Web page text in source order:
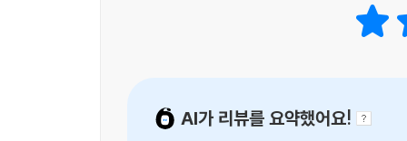
후로 금융 시장이 최악의 상황에 빠졌을 때일수
---「미국의 부동산 신화는 어떻게 무너졌는가」중
을 점차 줄여 나가야 합니다. 그 이유는 주가 상
불신이 커지면서 금은 정치적·경제적 불안의
자산 포트폴리오의 균형을 다시 생각해야 할 때다
AI가 리뷰를 요약했어요!